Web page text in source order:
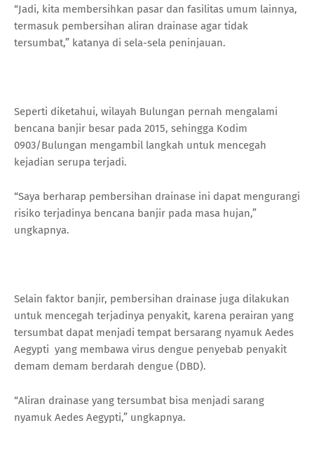
“Jadi, kita membersihkan pasar dan fasilitas umum lainnya,
termasuk pembersihan aliran drainase agar tidak
tersumbat,” katanya di sela-sela peninjauan.
Seperti diketahui, wilayah Bulungan pernah mengalami
bencana banjir besar pada 2015, sehingga Kodim
0903/Bulungan mengambil langkah untuk mencegah
kejadian serupa terjadi.
“Saya berharap pembersihan drainase ini dapat mengurangi
risiko terjadinya bencana banjir pada masa hujan,”
ungkapnya.
Selain faktor banjir, pembersihan drainase juga dilakukan
untuk mencegah terjadinya penyakit, karena perairan yang
tersumbat dapat menjadi tempat bersarang nyamuk Aedes
Aegypti yang membawa virus dengue penyebab penyakit
demam demam berdarah dengue (DBD).
“Aliran drainase yang tersumbat bisa menjadi sarang
nyamuk Aedes Aegypti,” ungkapnya.